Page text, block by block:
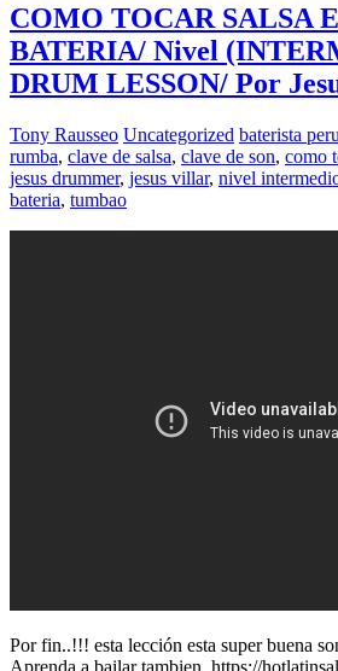
COMO TOCAR SALSA
BATERIA/ Nivel
DRUM LESSON/ Por
Tony Rausseo Uncategorized baterista
rumba, clave de salsa, clave de son, como
jesus drummer, jesus villar, nivel
bateria, tumbao
Por fin..!!! esta lección esta super buena
Aprenda a bailar tambien. https://